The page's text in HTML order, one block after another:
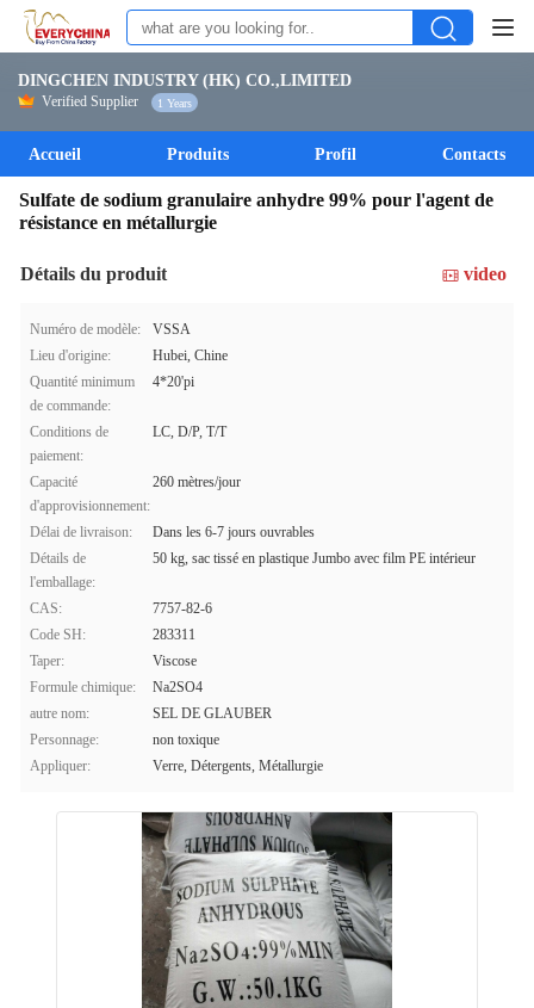
DINGCHEN INDUSTRY (HK) CO.,LIMITED
Verified Supplier 1 Years
Accueil Produits Profil Contacts
Sulfate de sodium granulaire anhydre 99% pour l'agent de
résistance en métallurgie
Détails du produit video
Numéro de modèle:
VSSA
Lieu d'origine:
Hubei, Chine
Quantité minimum
de commande:
4*20'pi
Conditions de
paiement:
LC, D/P, T/T
Capacité
d'approvisionnement:
260 mètres/jour
Délai de livraison:
Dans les 6-7 jours ouvrables
Détails de
l'emballage:
50 kg, sac tissé en plastique Jumbo avec film PE intérieur
CAS:
7757-82-6
Code SH:
283311
Taper:
Viscose
Formule chimique:
Na2SO4
autre nom:
SEL DE GLAUBER
Personnage:
non toxique
Appliquer:
Verre, Détergents, Métallurgie